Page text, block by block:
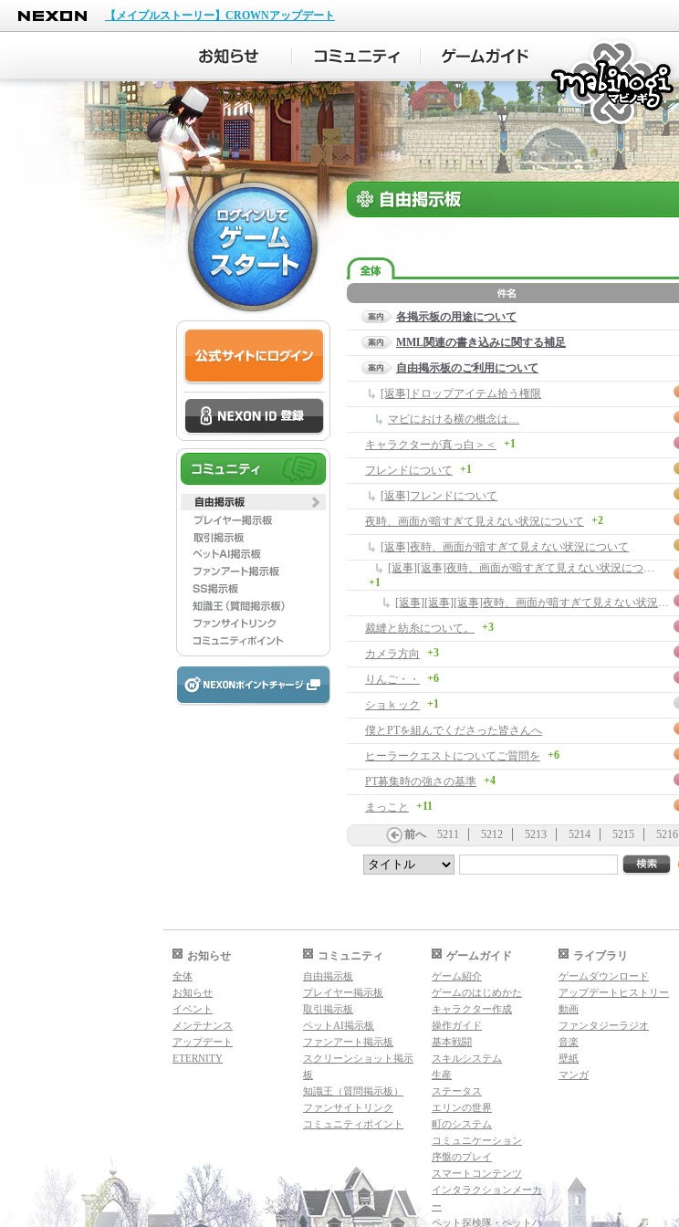
NEXON
【メイプルストーリー】CROWNアップデート
各掲示板の用途について
MML関連の書き込みに関する補足
自由掲示板のご利用について
[返事]ドロップアイテム拾う権限
マビにおける横の概念は…
キャラクターが真っ白＞＜
+1
フレンドについて
+1
[返事]フレンドについて
夜時、画面が暗すぎて見えない状況について
+2
[返事]夜時、画面が暗すぎて見えない状況について
[返事][返事]夜時、画面が暗すぎて見えない状況について
+1
[返事][返事][返事]夜時、画面が暗すぎて見えない状況について
裁縫と紡糸について。
+3
カメラ方向
+3
りんご・・
+6
ショｋック
+1
僕とPTを組んでくださった皆さんへ
ヒーラークエストについてご質問を
+6
PT募集時の強さの基準 +4
まっこと
+11
前へ 5211 5212 5213 5214 5215 5216
お知らせ
全体
お知らせ
イベント
メンテナンス
アップデート
ETERNITY
コミュニティ
自由掲示板
プレイヤー掲示板
取引掲示板
ペットAI掲示板
ファンアート掲示板
スクリーンショット掲示
板
知識王（質問掲示板）
ファンサイトリンク
コミュニティポイント
ゲームガイド
ゲーム紹介
ゲームのはじめかた
キャラクター作成
操作ガイド
基本戦闘
スキルシステム
生産
ステータス
エリンの世界
町のシステム
コミュニケーション
序盤のプレイ
スマートコンテンツ
インタラクションメーカ
ー
ペット探検隊・ペットハ
ライブラリ
ゲームダウンロード
アップデートヒストリー
動画
ファンタジーラジオ
音楽
壁紙
マンガ